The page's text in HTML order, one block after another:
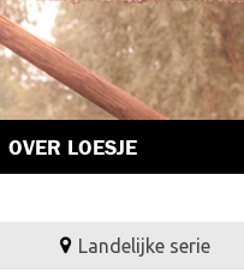
OVER LOESJE
Landelijke serie